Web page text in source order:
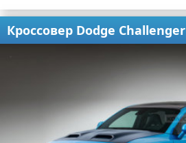
Кроссовер Dodge Challenger